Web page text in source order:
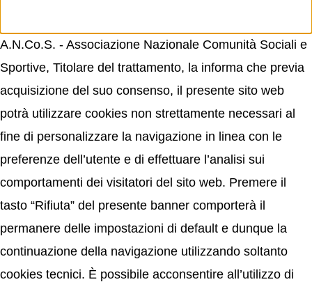
A.N.Co.S. - Associazione Nazionale Comunità Sociali e
Sportive, Titolare del trattamento, la informa che previa
acquisizione del suo consenso, il presente sito web
potrà utilizzare cookies non strettamente necessari al
fine di personalizzare la navigazione in linea con le
preferenze dell’utente e di effettuare l’analisi sui
comportamenti dei visitatori del sito web. Premere il
tasto “Rifiuta” del presente banner comporterà il
permanere delle impostazioni di default e dunque la
continuazione della navigazione utilizzando soltanto
cookies tecnici. È possibile acconsentire all’utilizzo di